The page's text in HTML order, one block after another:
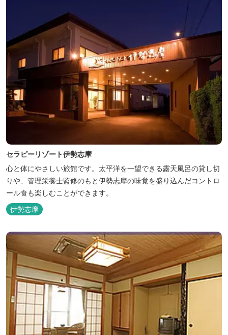
セラピーリゾート伊勢志摩
心と体にやさしい旅館です。太平洋を一望できる露天風呂の貸し切
りや、管理栄養士監修のもと伊勢志摩の味覚を盛り込んだコントロ
ール食も楽しむことができます。
伊勢志摩